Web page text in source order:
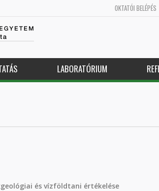
OKTATÓI BELÉPÉS
LABORATÓRIUM
és vízföldtani értékelése